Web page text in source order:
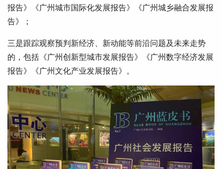
报告》《广州城市国际化发展报告》《广州城乡融合发展报
告》；
三是跟踪观察预判新经济、新动能等前沿问题及未来走势
的，包括《广州创新型城市发展报告》《广州数字经济发展
报告》《广州文化产业发展报告》。